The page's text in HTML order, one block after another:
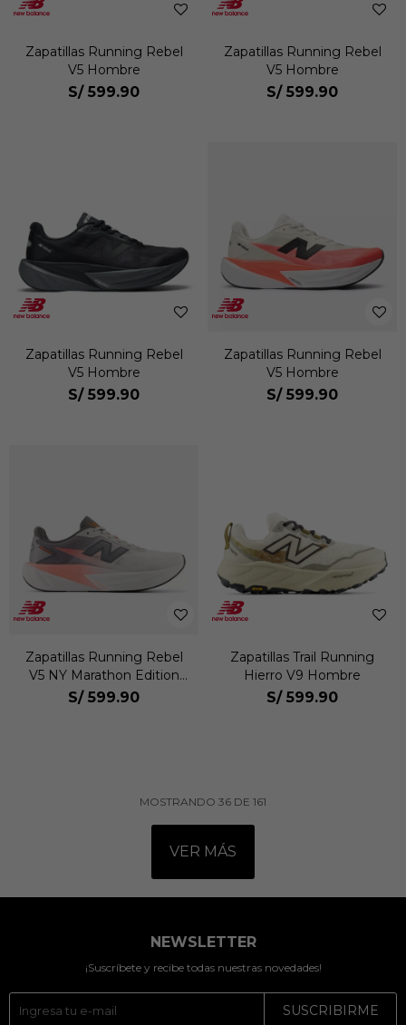
Zapatillas Running Rebel
V5 Hombre
S/ 599.90
Zapatillas Running Rebel
V5 Hombre
S/ 599.90
Zapatillas Running Rebel
V5 Hombre
S/ 599.90
Zapatillas Running Rebel
V5 Hombre
S/ 599.90
Zapatillas Running Rebel
V5 NY Marathon Edition
Hombre
S/ 599.90
Zapatillas Trail Running
Hierro V9 Hombre
S/ 599.90
MOSTRANDO 36 DE 161
VER MÁS
NEWSLETTER
¡Suscríbete y recibe todas nuestras novedades!
SUSCRIBIRME